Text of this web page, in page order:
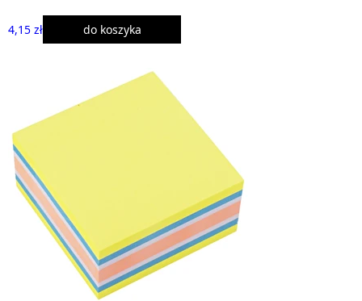
4,15 zł do koszyka